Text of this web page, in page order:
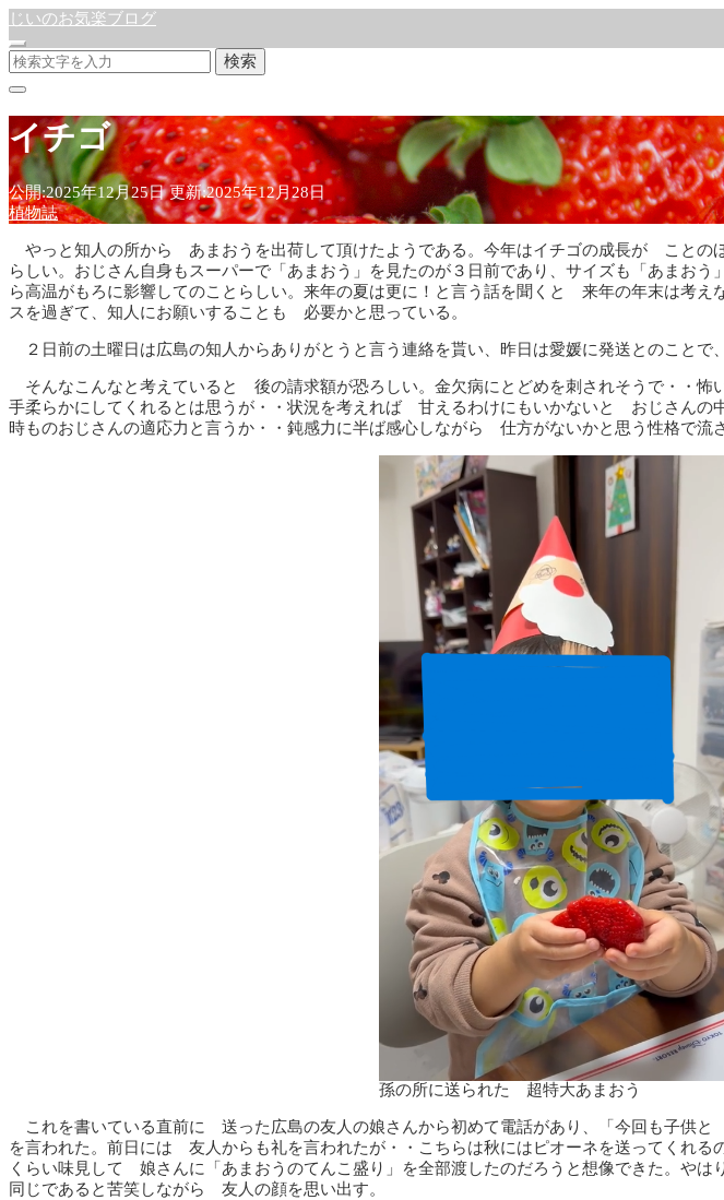
じいのお気楽ブログ
検索
イチゴ
公開:2025年12月25日 更新:2025年12月28日
植物誌
やっと知人の所から あまおうを出荷して頂けたようである。今年はイチゴの成長が ことの
らしい。おじさん自身もスーパーで「あまおう」を見たのが３日前であり、サイズも「あまお
ら高温がもろに影響してのことらしい。来年の夏は更に！と言う話を聞くと 来年の年末は考え
スを過ぎて、知人にお願いすることも 必要かと思っている。
２日前の土曜日は広島の知人からありがとうと言う連絡を貰い、昨日は愛媛に発送とのことで
そんなこんなと考えていると 後の請求額が恐ろしい。金欠病にとどめを刺されそうで・・
手柔らかにしてくれるとは思うが・・状況を考えれば 甘えるわけにもいかないと おじさん
時ものおじさんの適応力と言うか・・鈍感力に半ば感心しながら 仕方がないかと思う性格で流
孫の所に送られた 超特大あまおう
これを書いている直前に 送った広島の友人の娘さんから初めて電話があり、「今回も子供
を言われた。前日には 友人からも礼を言われたが・・こちらは秋にはピオーネを送ってくれる
くらい味見して 娘さんに「あまおうのてんこ盛り」を全部渡したのだろうと想像できた。や
同じであると苦笑しながら 友人の顔を思い出す。